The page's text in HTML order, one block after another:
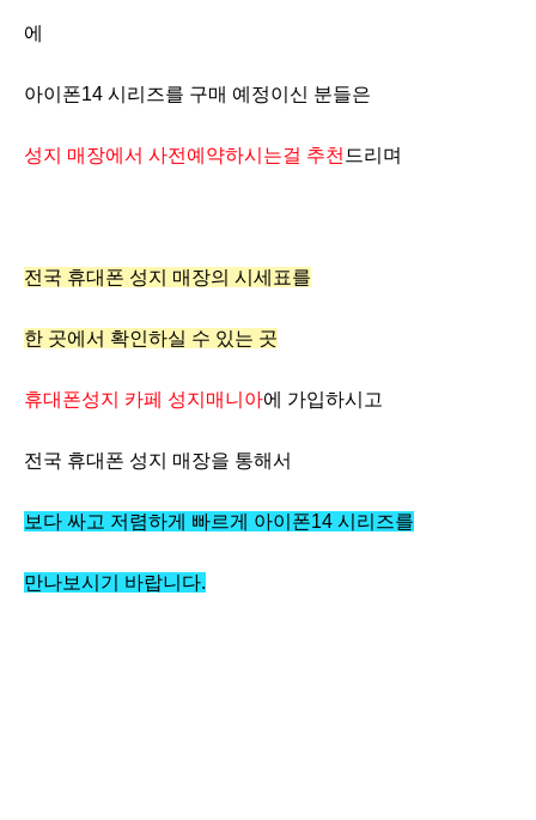
에
아이폰14 시리즈를 구매 예정이신 분들은
성지 매장에서 사전예약하시는걸 추천 드리며
전국 휴대폰 성지 매장의 시세표를
한 곳에서 확인하실 수 있는 곳
휴대폰성지 카페 성지매니아에 가입하시고
전국 휴대폰 성지 매장을 통해서
보다 싸고 저렴하게 빠르게 아이폰14 시리즈를
만나보시기 바랍니다.